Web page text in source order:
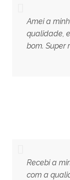
Amei a
qualidade,
bom. Super
Recebi a
com a